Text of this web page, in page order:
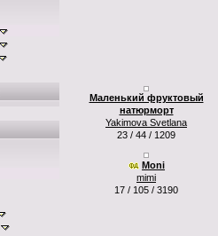
Маленький фруктовый
натюрморт
Yakimova Svetlana
23 / 44 / 1209
Moni
mimi
17 / 105 / 3190